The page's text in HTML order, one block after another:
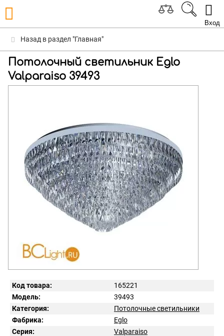
Вход
Назад в раздел "Главная"
Потолочный светильник Eglo
Valparaiso 39493
Код товара:
165221
Модель:
39493
Категория:
Потолочные светильники
Фабрика:
Eglo
Серия:
Valparaiso